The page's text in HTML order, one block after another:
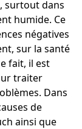
surtout dans
humide. Ce
négatives
sur la santé
fait, il est
traiter
Dans
de
ainsi que